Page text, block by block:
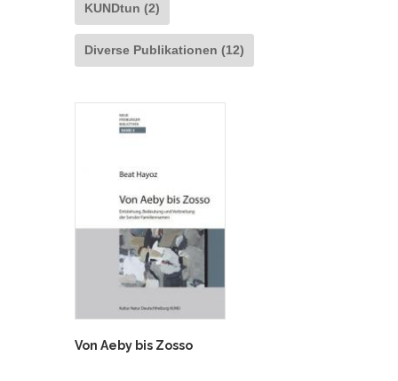
KUNDtun (2)
Diverse Publikationen (12)
Von Aeby bis Zosso